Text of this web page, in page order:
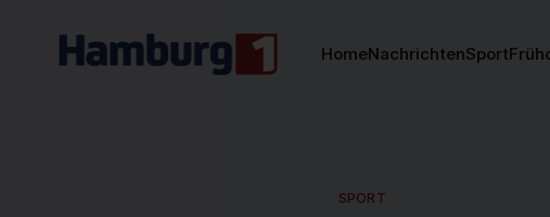
HomeNachrichtenSport
SPORT